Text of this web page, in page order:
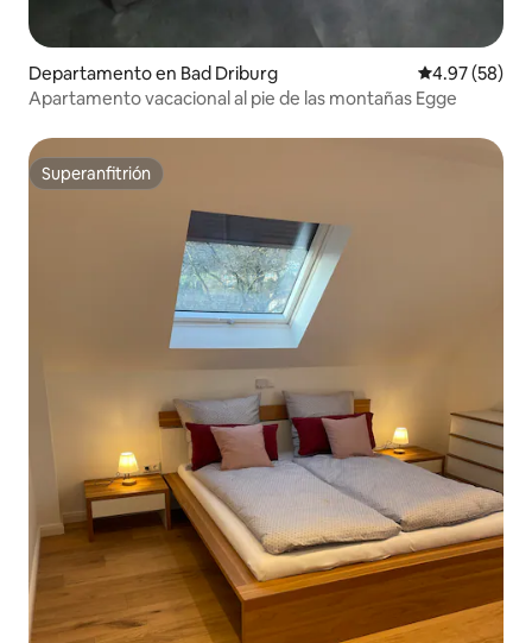
Departamento en Bad Driburg Calificación
4.97 (58)
Apartamento vacacional al pie de las montañas Egge
Superanfitrión
Superanfitrión